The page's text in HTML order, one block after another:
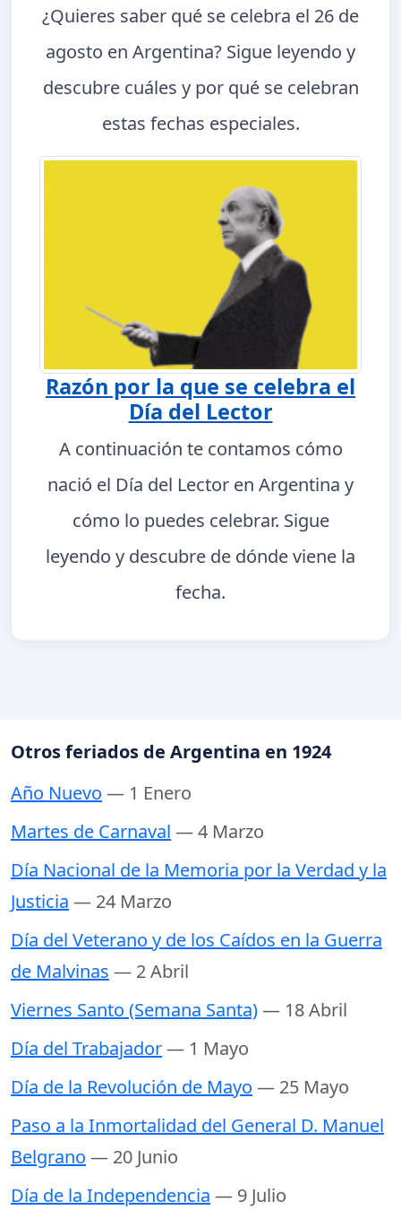
¿Quieres saber qué se celebra el 26 de
agosto en Argentina? Sigue leyendo y
descubre cuáles y por qué se celebran
estas fechas especiales.
Razón por la que se celebra el
Día del Lector
A continuación te contamos cómo
nació el Día del Lector en Argentina y
cómo lo puedes celebrar. Sigue
leyendo y descubre de dónde viene la
fecha.
Otros feriados de Argentina en 1924
Año Nuevo — 1 Enero
Martes de Carnaval — 4 Marzo
Día Nacional de la Memoria por la Verdad y la
Justicia — 24 Marzo
Día del Veterano y de los Caídos en la Guerra
de Malvinas — 2 Abril
Viernes Santo (Semana Santa)— 18 Abril
Día del Trabajador— 1 Mayo
Día de la Revolución de Mayo — 25 Mayo
Paso a la Inmortalidad del General D. Manuel
Belgrano — 20 Junio
Día de la Independencia — 9 Julio